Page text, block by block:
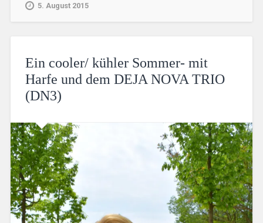
5. August 2015
Ein cooler/ kühler Sommer- mit
Harfe und dem DEJA NOVA TRIO
(DN3)